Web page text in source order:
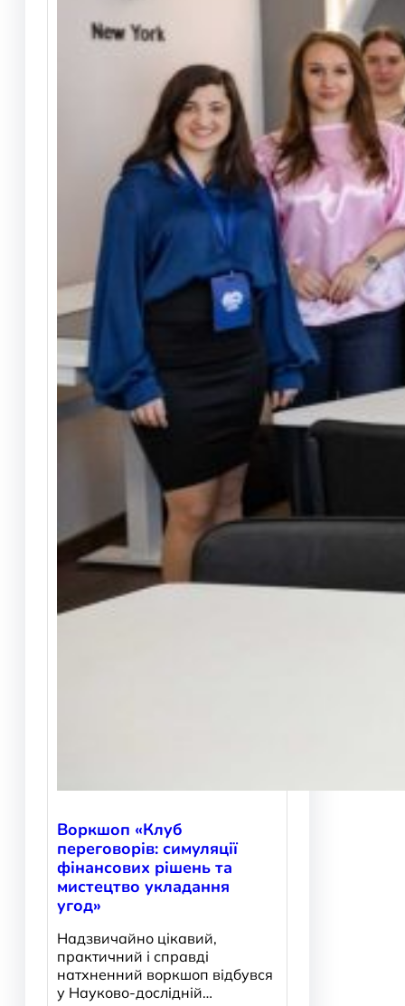
Воркшоп «Клуб
переговорів: симуляції
фінансових рішень та
мистецтво укладання
угод»
Надзвичайно цікавий,
практичний і справді
натхненний воркшоп відбувся
у Науково-дослідній…